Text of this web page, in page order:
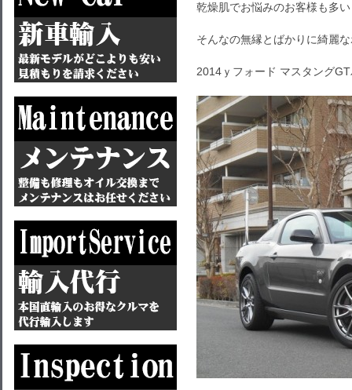
乾燥肌でお悩みのお客様も多
そんなの無縁とばかりに綺麗
2014ｙフォード マスタング